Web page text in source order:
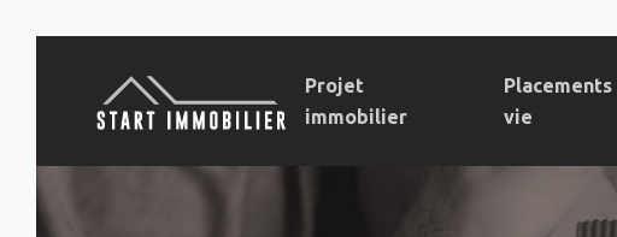
Projet
immobilier
vie